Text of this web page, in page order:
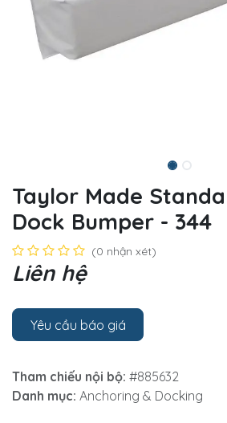
Taylor Made
Dock Bumper - 344
(0 nhận xét)
Liên hệ
Yêu cầu báo giá
Tham chiếu nội bộ: #885632
Danh mục: Anchoring & Docking